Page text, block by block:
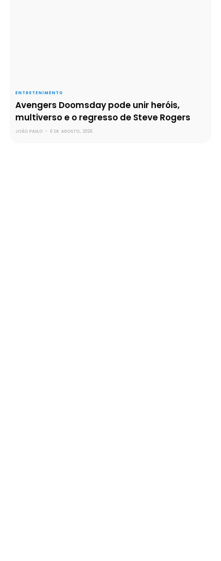
ENTRETENIMENTO
Avengers Doomsday pode unir heróis,
multiverso e o regresso de Steve Rogers
JOÃO PAULO - 6 DE AGOSTO, 2026